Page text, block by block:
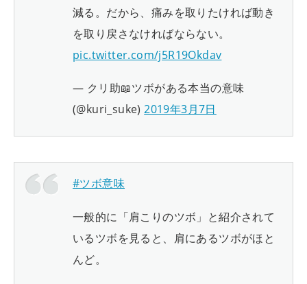
減る。だから、痛みを取りたければ動き
を取り戻さなければならない。
pic.twitter.com/j5R19Okdav
— クリ助📖ツボがある本当の意味
(@kuri_suke)2019年3月7日
#ツボ意味
一般的に「肩こりのツボ」と紹介されて
いるツボを見ると、肩にあるツボがほと
んど。